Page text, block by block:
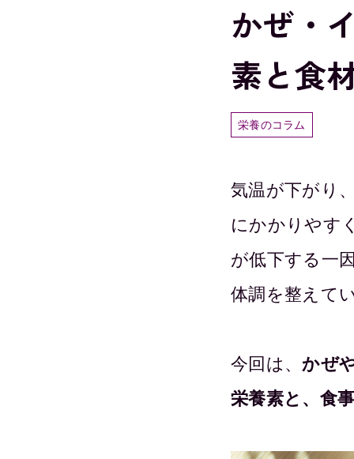
かぜ・
素と食
栄養のコラム
気温が下がり
にかかりやす
が低下する一
体調を整えて
今回は、かぜ
栄養素と、食